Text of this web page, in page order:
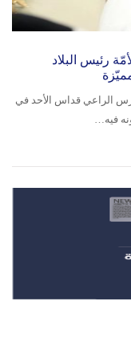
رئيس البلاد
الراعي قداس الأحد في
فيه…